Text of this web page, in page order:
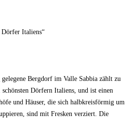
Dörfer Italiens“
Bergdorf im Valle Sabbia zählt zu
Dörfern Italiens, und ist einen
und Häuser, die sich halbkreisförmig um
sind mit Fresken verziert. Die